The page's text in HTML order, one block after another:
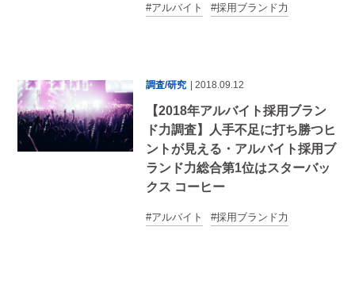
アルバイト 採用ブランド力
調査/研究 | 2018.09.12
【2018年アルバイト採用ブラン
ド力調査】人手不足に打ち勝つヒ
ントが見える・アルバイト採用ブ
ランド力総合第1位はスターバッ
クス コーヒー
アルバイト 採用ブランド力